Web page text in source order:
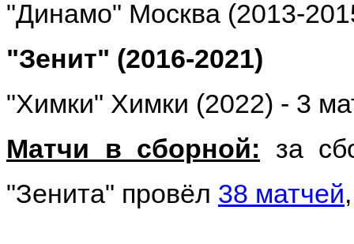
"Динамо" Москва (2013-
"Зенит" (2016-2021)
"Химки" Химки (2022) - 3
Матчи в сборной: за
"Зенита" провёл 38 матчей